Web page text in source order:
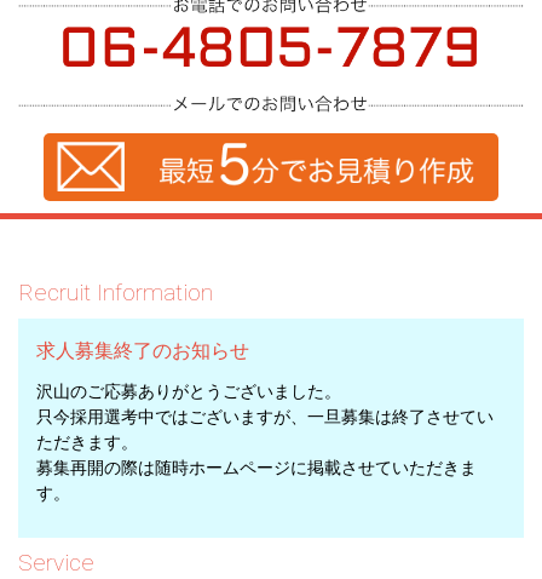
Recruit Information
求人募集終了のお知らせ
沢山のご応募ありがとうございました。
只今採用選考中ではございますが、一旦募集は終了させてい
ただきます。
募集再開の際は随時ホームページに掲載させていただきま
す。
Service